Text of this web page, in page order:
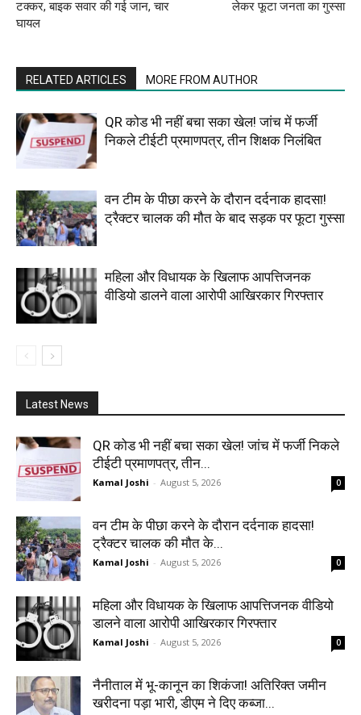
टक्कर, बाइक सवार की गई जान, चार
घायल
लेकर फूटा जनता का गुस्सा
RELATED ARTICLES MORE FROM AUTHOR
QR कोड भी नहीं बचा सका खेल! जांच में फर्जी
निकले टीईटी प्रमाणपत्र, तीन शिक्षक निलंबित
वन टीम के पीछा करने के दौरान दर्दनाक हादसा!
ट्रैक्टर चालक की मौत के बाद सड़क पर फूटा गुस्सा
महिला और विधायक के खिलाफ आपत्तिजनक
वीडियो डालने वाला आरोपी आखिरकार गिरफ्तार
Latest News
QR कोड भी नहीं बचा सका खेल! जांच में फर्जी निकले
टीईटी प्रमाणपत्र, तीन...
Kamal Joshi - August 5, 2026 0
वन टीम के पीछा करने के दौरान दर्दनाक हादसा!
ट्रैक्टर चालक की मौत के...
Kamal Joshi - August 5, 2026 0
महिला और विधायक के खिलाफ आपत्तिजनक वीडियो
डालने वाला आरोपी आखिरकार गिरफ्तार
Kamal Joshi - August 5, 2026 0
नैनीताल में भू-कानून का शिकंजा! अतिरिक्त जमीन
खरीदना पड़ा भारी, डीएम ने दिए कब्जा...